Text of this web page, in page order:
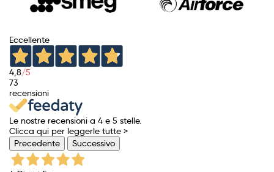
Eccellente
4,8/5
73
recensioni
Le nostre recensioni a 4 e 5 stelle.
Clicca qui per leggerle tutte >
Precedente
Successivo